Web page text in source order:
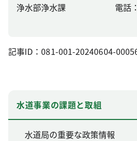
浄水部浄水課
電話
記事ID：081-001-20240604-
水道事業の課題と取組
水道局の重要な政策情報